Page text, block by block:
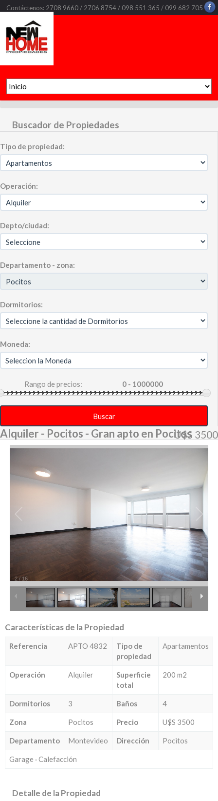
Contáctenos: 2708 9660 / 2706 8754 / 098 551 365 / 099 682 705
Buscador de Propiedades
Tipo de propiedad:
Operación:
Depto/ciudad:
Departamento - zona:
Dormitorios:
Moneda:
Rango de precios:
Buscar
Alquiler - Pocitos - Gran apto en PocitosU$S 3500
2/ 16
Características de la Propiedad
Referencia APTO 4832
Tipo de
propiedad
Apartamentos
Operación Alquiler
Superficie
total
200 m2
Dormitorios 3 Baños 4
Zona Pocitos Precio U$S 3500
Departamento Montevideo Dirección Pocitos
Garage · Calefacción
Detalle de la Propiedad